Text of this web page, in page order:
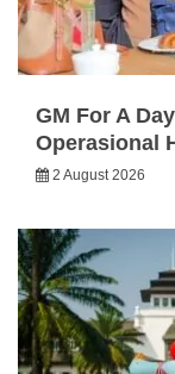
GM For A
Operasional
2 August 2026